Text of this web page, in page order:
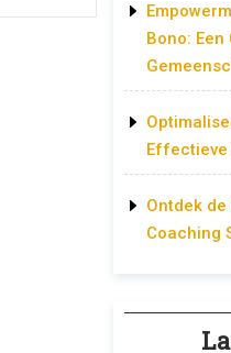
Bono:
Effectieve
Ontdek de
Coaching